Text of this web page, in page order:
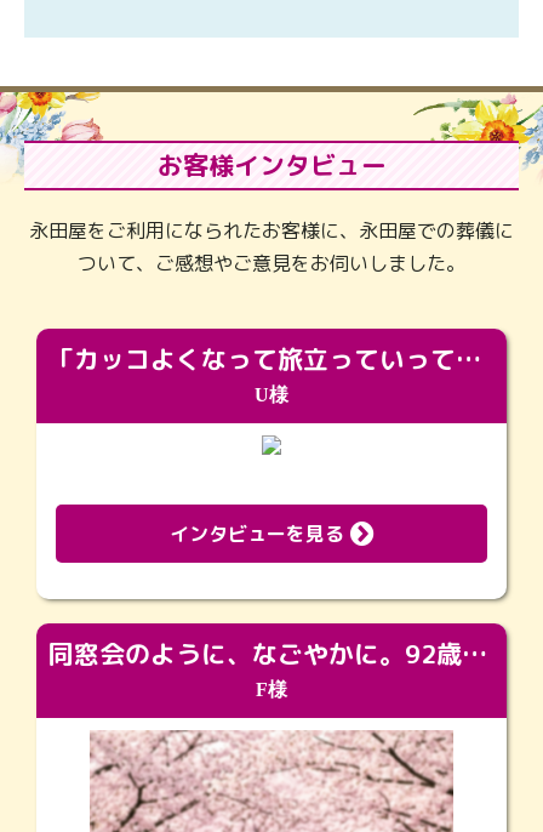
お客様インタビュー
永田屋をご利用になられたお客様に、永田屋での葬儀に
ついて、ご感想やご意見をお伺いしました。
「カッコよくなって旅立っていってくれました（笑）もっとカッコいいって言ってあげればよかったな」
U様
インタビューを見る
同窓会のように、なごやかに。92歳の旅立ちを彩った、再会と感謝の場
F様